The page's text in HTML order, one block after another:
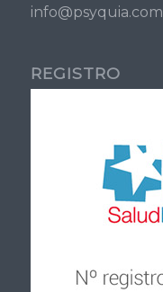
info@psyquia.com
REGISTRO